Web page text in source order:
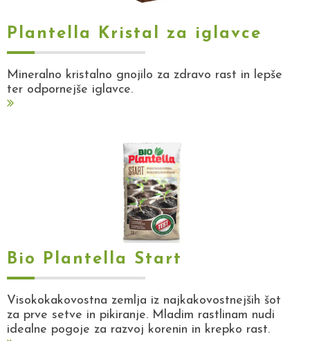
Plantella Kristal za iglavce
Mineralno kristalno gnojilo za zdravo rast in lepše
ter odpornejše iglavce.
Bio Plantella Start
Visokokakovostna zemlja iz najkakovostnejših šot
za prve setve in pikiranje. Mladim rastlinam nudi
idealne pogoje za razvoj korenin in krepko rast.